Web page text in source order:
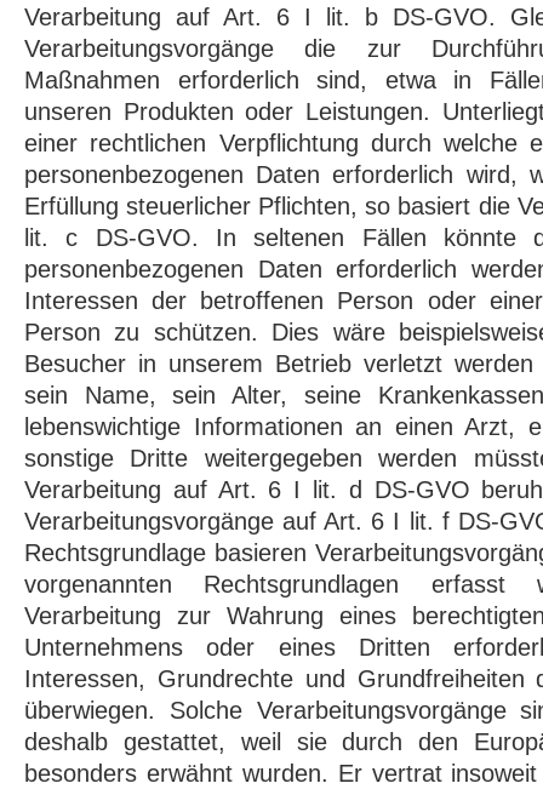
Verarbeitung auf Art. 6 I lit. b DS-GVO.
Verarbeitungsvorgänge die zur
Maßnahmen erforderlich sind, etwa in
unseren Produkten oder Leistungen.
einer rechtlichen Verpflichtung durch welche
personenbezogenen Daten erforderlich wird,
Erfüllung steuerlicher Pflichten, so basiert die
lit. c DS-GVO. In seltenen Fällen könnte
personenbezogenen Daten erforderlich
Interessen der betroffenen Person oder
Person zu schützen. Dies wäre
Besucher in unserem Betrieb verletzt
sein Name, sein Alter, seine
lebenswichtige Informationen an einen Arzt,
sonstige Dritte weitergegeben werden
Verarbeitung auf Art. 6 I lit. d DS-GVO
Verarbeitungsvorgänge auf Art. 6 I lit. f DS-
Rechtsgrundlage basieren
vorgenannten Rechtsgrundlagen
Verarbeitung zur Wahrung eines
Unternehmens oder eines Dritten
Interessen, Grundrechte und Grundfreiheiten
überwiegen. Solche Verarbeitungsvorgänge
deshalb gestattet, weil sie durch den
besonders erwähnt wurden. Er vertrat